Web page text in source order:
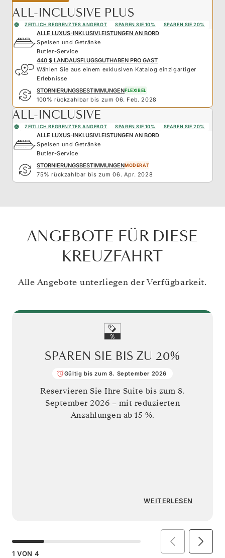
ALL-INCLUSIVE PLUS
ZEITLICH BEGRENZTES ANGEBOT SPAREN SIE 10% SPAREN SIE 20%
ALLE LUXUS-INKLUSIVLEISTUNGEN AN BORD
Speisen und Getränke
Butler-Service
440 $ LANDAUSFLUGSGUTHABEN PRO GAST
Wählen Sie aus einem exklusiven Katalog einzigartiger
Erlebnisse
STORNIERUNGSBESTIMMUNGENFLEXIBEL
100% rückzahlbar bis zum 06. Feb. 2028
ALL-INCLUSIVE
ZEITLICH BEGRENZTES ANGEBOT SPAREN SIE 10% SPAREN SIE 20%
ALLE LUXUS-INKLUSIVLEISTUNGEN AN BORD
Speisen und Getränke
Butler-Service
STORNIERUNGSBESTIMMUNGENMODERAT
75% rückzahlbar bis zum 06. Apr. 2028
ANGEBOTE FÜR DIESE
KREUZFAHRT
Alle Angebote unterliegen der Verfügbarkeit.
SPAREN SIE BIS ZU 20%
Gültig bis zum 8. September 2026
Reservieren Sie Ihre Suite bis zum 8.
September 2026 – mit reduzierten
Anzahlungen ab 15 %.
WEITERLESEN
1 VON 4